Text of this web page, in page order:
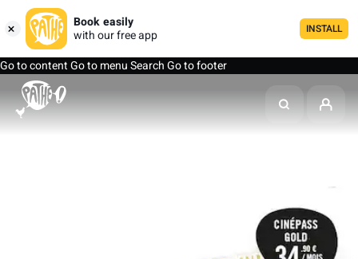
Book easily
with our free app
INSTALL
Go to contentGo to menuSearchGo to footer